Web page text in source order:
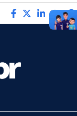
Compartilhe